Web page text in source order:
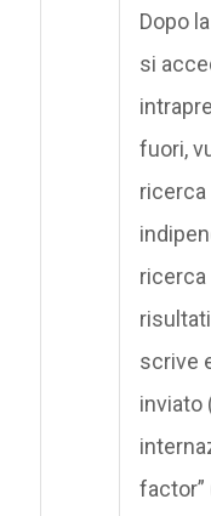
Dopo
si
fuori,
ricerca
scrive
inviato
factor”